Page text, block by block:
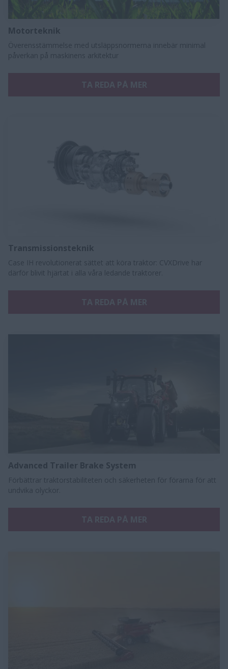
Motorteknik
Överensstämmelse med utsläppsnormerna innebär minimal
påverkan på maskinens arkitektur
Transmissionsteknik
Case IH revolutionerat sättet att köra traktor: CVXDrive har
därför blivit hjärtat i alla våra ledande traktorer.
Advanced Trailer Brake System
Förbättrar traktorstabiliteten och säkerheten för förarna för att
undvika olyckor.